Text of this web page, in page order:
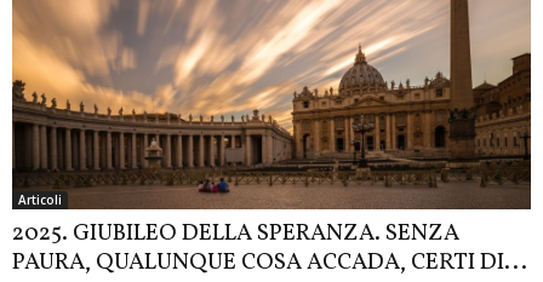
Articoli
2025. GIUBILEO DELLA SPERANZA. SENZA
PAURA, QUALUNQUE COSA ACCADA, CERTI DI...